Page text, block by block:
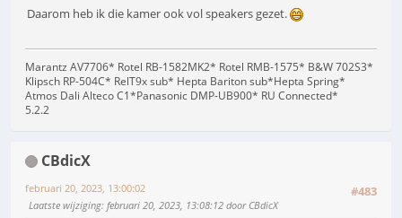
Daarom heb ik die kamer ook vol speakers gezet.
Marantz AV7706* Rotel RB-1582MK2* Rotel RMB-1575* B&W 702S3*
Klipsch RP-504C* RelT9x sub* Hepta Bariton sub*Hepta Spring*
Atmos Dali Alteco C1*Panasonic DMP-UB900* RU Connected*
5.2.2
CBdicX
#483
februari 20, 2023, 13:00:02
Laatste wijziging: februari 20, 2023, 13:08:12 door CBdicX